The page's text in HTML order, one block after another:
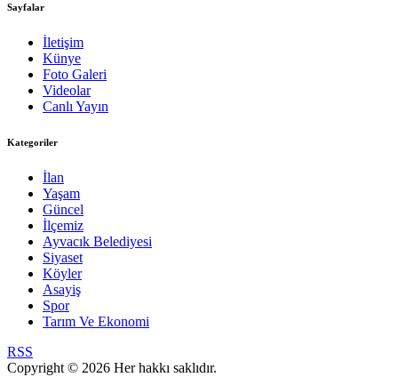
Sayfalar
İletişim
Künye
Foto Galeri
Videolar
Canlı Yayın
Kategoriler
İlan
Yaşam
Güncel
İlçemiz
Ayvacık Belediyesi
Siyaset
Köyler
Asayiş
Spor
Tarım Ve Ekonomi
RSS
Copyright © 2026 Her hakkı saklıdır.